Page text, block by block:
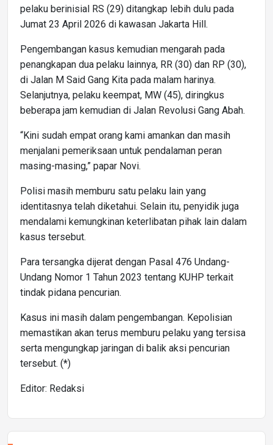
pelaku berinisial RS (29) ditangkap lebih dulu pada
Jumat 23 April 2026 di kawasan Jakarta Hill.
Pengembangan kasus kemudian mengarah pada
penangkapan dua pelaku lainnya, RR (30) dan RP (30),
di Jalan M Said Gang Kita pada malam harinya.
Selanjutnya, pelaku keempat, MW (45), diringkus
beberapa jam kemudian di Jalan Revolusi Gang Abah.
“Kini sudah empat orang kami amankan dan masih
menjalani pemeriksaan untuk pendalaman peran
masing-masing,” papar Novi.
Polisi masih memburu satu pelaku lain yang
identitasnya telah diketahui. Selain itu, penyidik juga
mendalami kemungkinan keterlibatan pihak lain dalam
kasus tersebut.
Para tersangka dijerat dengan Pasal 476 Undang-
Undang Nomor 1 Tahun 2023 tentang KUHP terkait
tindak pidana pencurian.
Kasus ini masih dalam pengembangan. Kepolisian
memastikan akan terus memburu pelaku yang tersisa
serta mengungkap jaringan di balik aksi pencurian
tersebut. (*)
Editor: Redaksi